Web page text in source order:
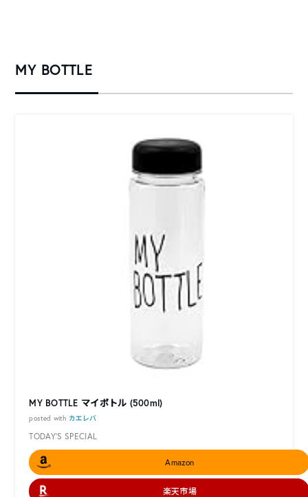
MY BOTTLE
MY BOTTLE マイボトル (500ml)
posted with カエレバ
TODAY’S SPECIAL
Amazon
楽天市場